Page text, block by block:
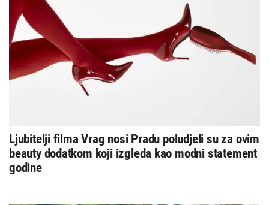
Ljubitelji filma Vrag nosi Pradu poludjeli su za ovim
beauty dodatkom koji izgleda kao modni statement
godine